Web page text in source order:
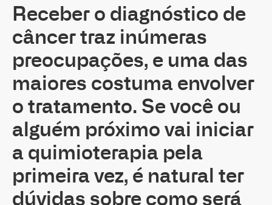
Receber o diagnóstico de
câncer traz inúmeras
preocupações, e uma das
maiores costuma envolver
o tratamento. Se você ou
alguém próximo vai iniciar
a quimioterapia pela
primeira vez, é natural ter
dúvidas sobre como será